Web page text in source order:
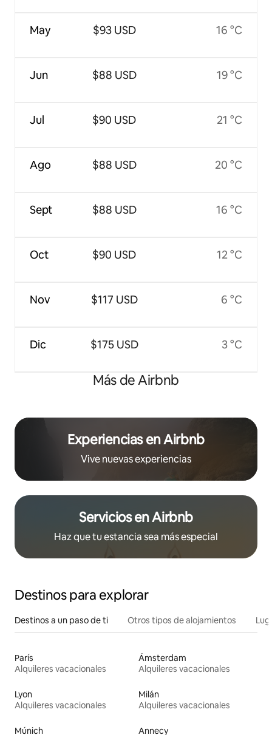
May
Jun
Jul
Ago
Sept
Oct
Nov
Dic
$93 USD
$88 USD
$90 USD
$88 USD
$88 USD
$90 USD
$117 USD
$175 USD
16 °C
19 °C
21 °C
20 °C
16 °C
12 °C
6 °C
3 °C
Más de Airbnb
Experiencias en Airbnb
Vive nuevas experiencias
Servicios en Airbnb
Haz que tu estancia sea más especial
Destinos para explorar
Destinos a un paso de ti Otros tipos de alojamientos
París
Alquileres vacacionales
Ámsterdam
Alquileres vacacionales
Lyon
Alquileres vacacionales
Milán
Alquileres vacacionales
Múnich
Annecy